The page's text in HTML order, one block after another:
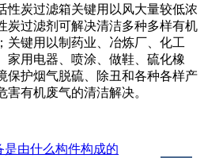
性炭过滤箱关键用以风大量较低浓
炭过滤剂可解决清洁多种多样有机
关键用以制药业、冶炼厂、化工
家用电器、喷涂、做鞋、硫化橡
保护烟气脱硫、除丑和各种各样产
有机废气的清洁解决。
是由什么构件构成的